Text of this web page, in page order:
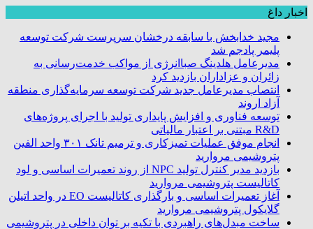
اخبار داغ
مجید خدابخش با سابقه درخشان سرپرست شرکت توسعه
پلیمر پادجم شد
مدیرعامل هلدینگ صباانرژی از مواکب خدمت‌رسانی به
زائران و عزاداران بازدید کرد
انتصاب مدیرعامل جدید شرکت توسعه سرمایه‌گذاری منطقه
آزاد اروند
توسعه فناوری و افزایش پایداری تولید با اجرای پروژه‌های
R&D مبتنی بر اعتبار مالیاتی
انجام موفق عملیات تمیزکاری و ترمیم تانک ۳۰۱ واحد الفین
پتروشیمی مروارید
بازدید مدیر کنترل تولید NPC از روند تعمیرات اساسی و لود
کاتالیست پتروشیمی مروارید
آغاز تعمیرات اساسی و بارگذاری کاتالیست EO در واحد اتیلن
گلایکول پتروشیمی مروارید
ساخت مبدل‌های راهبردی با تکیه بر توان داخلی در پتروشیمی